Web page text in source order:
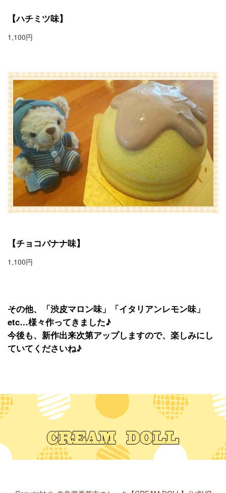
【ハチミツ味】
1,100円
【チョコバナナ味】
1,100円
その他、「渋皮マロン味」「イタリアンレモン味」
etc…様々作ってきました♪
今後も、新作出来次第アップしますので、楽しみにし
ていてくださいね♪